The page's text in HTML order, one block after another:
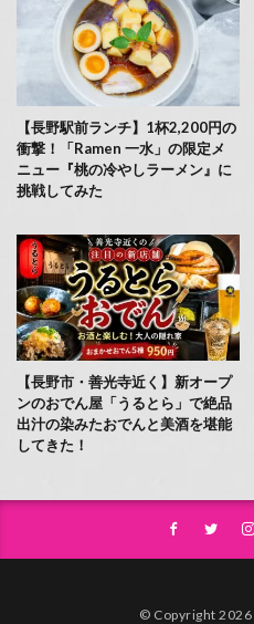
【長野駅前ランチ】1杯2,200円の
衝撃！「Ramen 一水」の限定メ
ニュー『桃の冷やしラーメン』に
挑戦してみた
【長野市・善光寺近く】新オープ
ンのおでん屋「うるとら」で絶品
出汁の染みたおでんと美酒を堪能
してきた！
© Copyright 2026